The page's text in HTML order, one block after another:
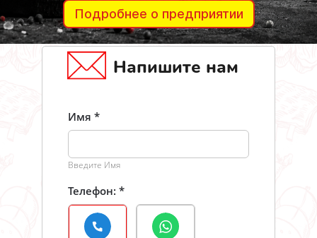
Подробнее о предприятии
Напишите нам
Имя
Введите Имя
Телефон: